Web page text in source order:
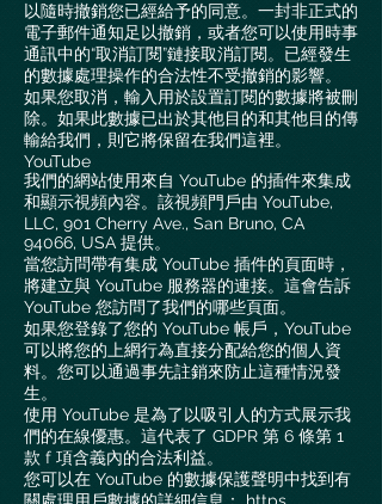
以隨時撤銷您已經給予的同意。一封非正式的
電子郵件通知足以撤銷，或者您可以使用時事
通訊中的“取消訂閱”鏈接取消訂閱。已經發生
的數據處理操作的合法性不受撤銷的影響。
如果您取消，輸入用於設置訂閱的數據將被刪
除。如果此數據已出於其他目的和其他目的傳
輸給我們，則它將保留在我們這裡。
YouTube
我們的網站使用來自 YouTube 的插件來集成
和顯示視頻內容。該視頻門戶由 YouTube,
LLC, 901 Cherry Ave., San Bruno, CA
94066, USA 提供。
當您訪問帶有集成 YouTube 插件的頁面時，
將建立與 YouTube 服務器的連接。這會告訴
YouTube 您訪問了我們的哪些頁面。
如果您登錄了您的 YouTube 帳戶，YouTube
可以將您的上網行為直接分配給您的個人資
料。您可以通過事先註銷來防止這種情況發
生。
使用 YouTube 是為了以吸引人的方式展示我
們的在線優惠。這代表了 GDPR 第 6 條第 1
款 f 項含義內的合法利益。
您可以在 YouTube 的數據保護聲明中找到有